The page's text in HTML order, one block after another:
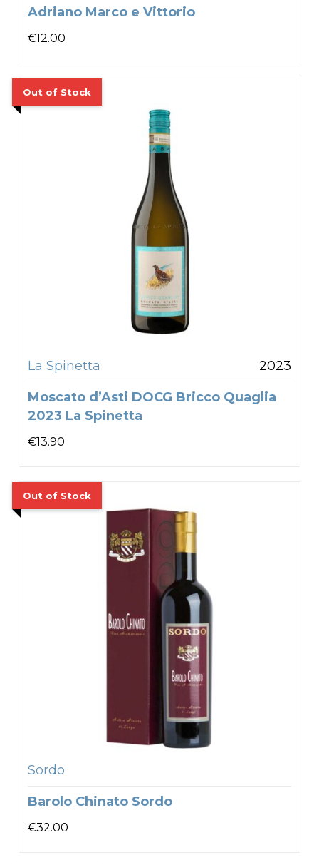
Adriano Marco e Vittorio
€12.00
La Spinetta
2023
Moscato d’Asti DOCG Bricco Quaglia
2023 La Spinetta
€13.90
Sordo
Barolo Chinato Sordo
€32.00